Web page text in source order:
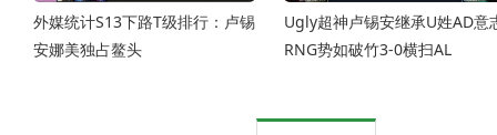
外媒统计S13下路T级排行：卢锡
安娜美独占鳌头
Ugly超神卢锡安继承U姓AD意
RNG势如破竹3-0横扫AL